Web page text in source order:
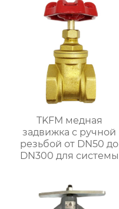
добычи нефти и
природного газа
TKFM медная
задвижка с ручной
резьбой от DN50 до
DN300 для системы